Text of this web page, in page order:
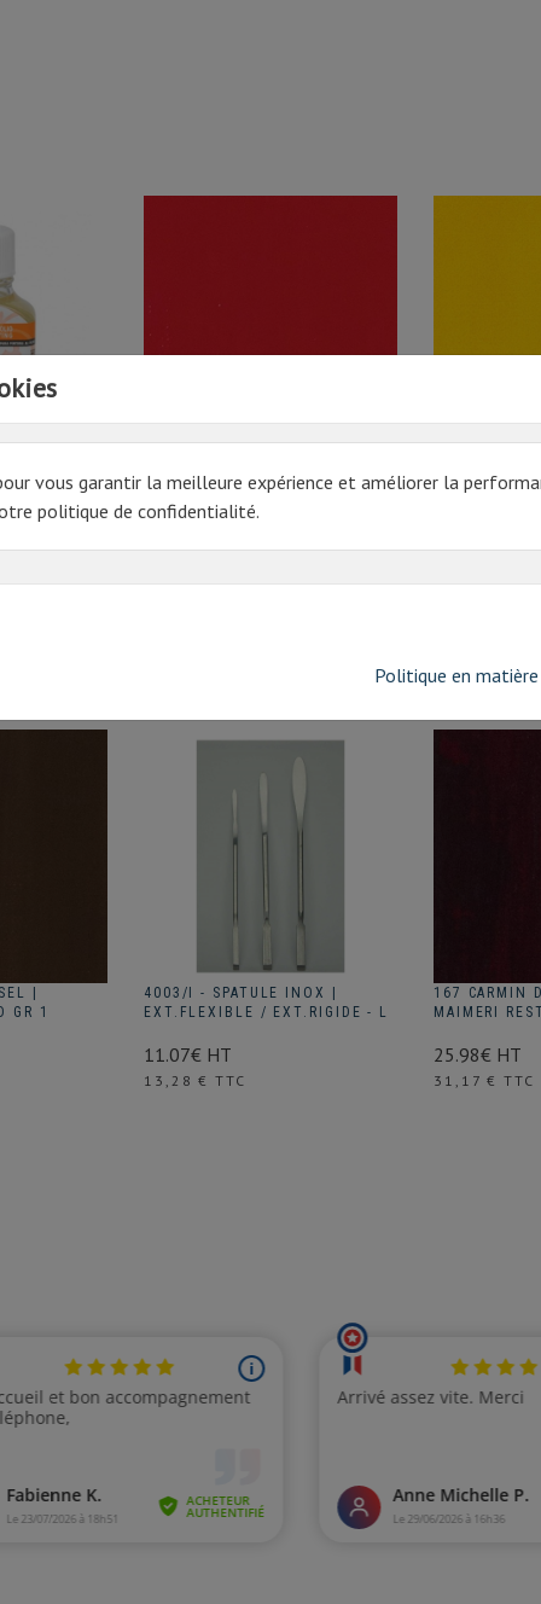
vous garantir la meilleure expérience et améliorer la
politique de confidentialité.
Politique en
MOYEN | MAIMERI RESTAURO
MAIMERI
Prix
49,41 € TTC
|
GR 1
4003/I - SPATULE INOX |
EXT.FLEXIBLE / EXT.RIGIDE - L
11.07€ HT
Prix
13,28 € TTC
167 CARMIN
MAIMERI
25.98€ HT
Prix
31,17 € TTC